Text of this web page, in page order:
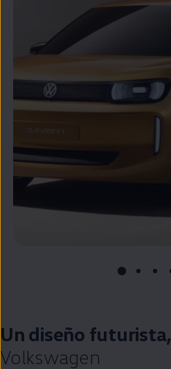
Un diseño futurista,
Volkswagen